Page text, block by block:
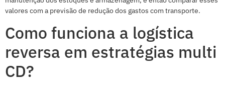
valores com a previsão de redução dos gastos com transporte.
Como funciona a logística
reversa em estratégias multi
CD?